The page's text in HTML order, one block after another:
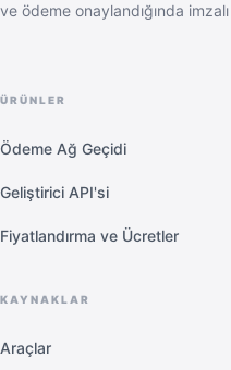
ve ödeme onaylandığında
ÜRÜNLER
Ödeme Ağ Geçidi
Geliştirici API'si
Fiyatlandırma ve Ücretler
KAYNAKLAR
Araçlar